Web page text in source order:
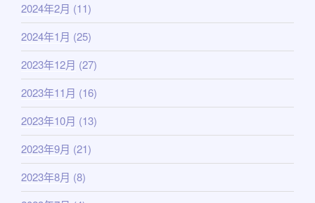
2024年2月 (11)
2024年1月 (25)
2023年12月 (27)
2023年11月 (16)
2023年10月 (13)
2023年9月 (21)
2023年8月 (8)